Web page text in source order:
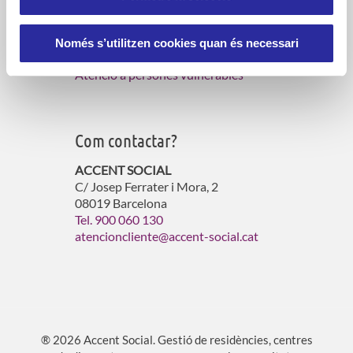
Només s’utilitzen cookies quan és necessari
Serveis d’atenció domiciliària
Gestió de residències per a gent gran
Atenció a persones vulnerables
Com contactar?
ACCENT SOCIAL
C/ Josep Ferrater i Mora, 2
08019 Barcelona
Tel. 900 060 130
atencioncliente@accent-social.cat
® 2026 Accent Social. Gestió de residències, centres